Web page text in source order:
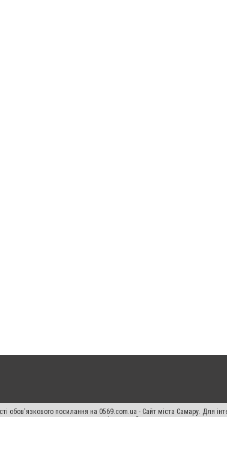
обов'язкового посилання на 0569.com.ua - Сайт міста Самару. Для
виняткових прав переслідується Законом.